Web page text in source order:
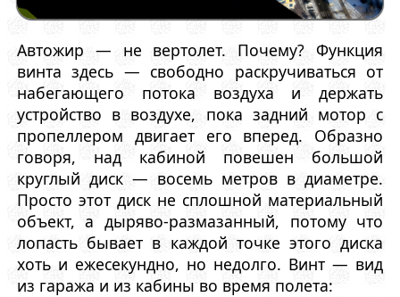
Автожир — не вертолет. Почему? Функция
винта здесь — свободно раскручиваться от
набегающего потока воздуха и держать
устройство в воздухе, пока задний мотор с
пропеллером двигает его вперед. Образно
говоря, над кабиной повешен большой
круглый диск — восемь метров в диаметре.
Просто этот диск не сплошной материальный
объект, а дыряво-размазанный, потому что
лопасть бывает в каждой точке этого диска
хоть и ежесекундно, но недолго. Винт — вид
из гаража и из кабины во время полета: